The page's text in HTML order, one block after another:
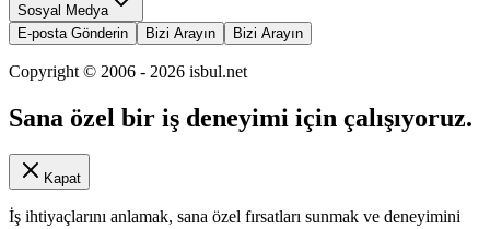
Sosyal Medya
E-posta Gönderin
Bizi Arayın Bizi Arayın
Copyright © 2006 - 2026 isbul.net
Sana özel bir iş deneyimi için çalışıyoruz.
Kapat
İş ihtiyaçlarını anlamak, sana özel fırsatları sunmak ve deneyimini